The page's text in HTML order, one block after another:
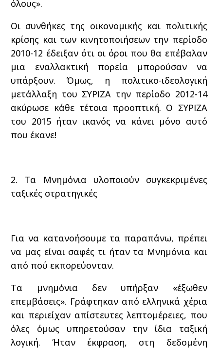
όλους».
Οι συνθήκες της οικονομικής και πολιτικής
κρίσης και των κινητοποιήσεων την περίοδο
2010-12 έδειξαν ότι οι όροι που θα επέβαλαν
μια εναλλακτική πορεία μπορούσαν να
υπάρξουν. Όμως, η πολιτικο-ιδεολογική
μετάλλαξη του ΣΥΡΙΖΑ την περίοδο 2012-14
ακύρωσε κάθε τέτοια προοπτική. Ο ΣΥΡΙΖΑ
του 2015 ήταν ικανός να κάνει μόνο αυτό
που έκανε!
2. Τα Μνημόνια υλοποιούν συγκεκριμένες
ταξικές στρατηγικές
Για να κατανοήσουμε τα παραπάνω, πρέπει
να μας είναι σαφές τι ήταν τα Μνημόνια και
από πού εκπορεύονταν.
Τα μνημόνια δεν υπήρξαν «έξωθεν
επεμβάσεις». Γράφτηκαν από ελληνικά χέρια
και περιείχαν απίστευτες λεπτομέρειες, που
όλες όμως υπηρετούσαν την ίδια ταξική
λογική. Ήταν έκφραση, στη δεδομένη